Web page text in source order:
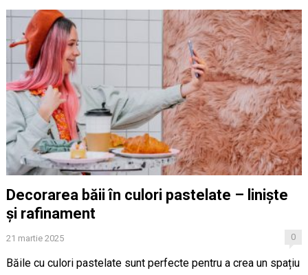
Decorarea băii în culori pastelate – liniște
și rafinament
21 martie 2025 0
Băile cu culori pastelate sunt perfecte pentru a crea un spațiu